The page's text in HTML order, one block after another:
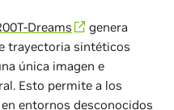
Dreams
genera
trayectoria sintéticos
única imagen e
Esto permite a los
entornos desconocidos